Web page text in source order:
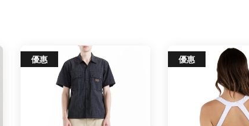
優惠 優惠